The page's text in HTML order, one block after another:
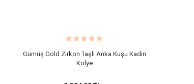
Gümüş Gold Zirkon Taşlı Anka Kuşu Kadın
Kolye